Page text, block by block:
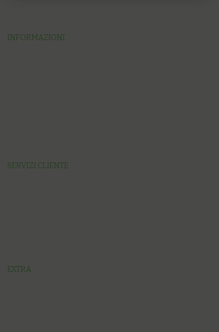
INFORMAZIONI
SERVIZI CLIENTE
EXTRA